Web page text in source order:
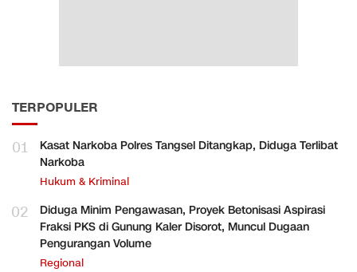
TERPOPULER
01
Kasat Narkoba Polres Tangsel Ditangkap, Diduga Terlibat
Narkoba
Hukum & Kriminal
02
Diduga Minim Pengawasan, Proyek Betonisasi Aspirasi
Fraksi PKS di Gunung Kaler Disorot, Muncul Dugaan
Pengurangan Volume
Regional